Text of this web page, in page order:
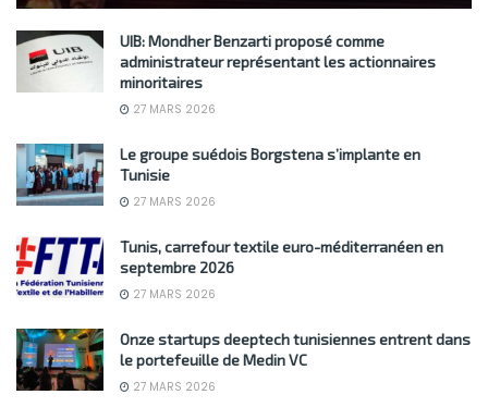
UIB: Mondher Benzarti proposé comme
administrateur représentant les actionnaires
minoritaires
27 MARS 2026
Le groupe suédois Borgstena s’implante en
Tunisie
27 MARS 2026
Tunis, carrefour textile euro-méditerranéen en
septembre 2026
27 MARS 2026
Onze startups deeptech tunisiennes entrent dans
le portefeuille de Medin VC
27 MARS 2026